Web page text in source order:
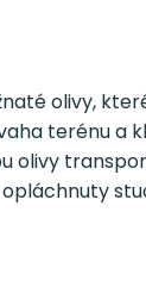
olivy,
terénu a
olivy